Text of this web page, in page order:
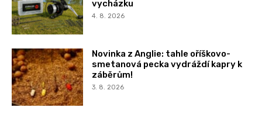
vycházku
4. 8. 2026
Novinka z Anglie: tahle oříškovo-
smetanová pecka vydráždí kapry k
záběrům!
3. 8. 2026